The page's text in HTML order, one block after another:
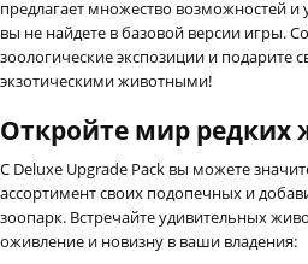
предлагает множество возможностей
вы не найдете в базовой версии игры.
зоологические экспозиции и подарите
экзотическими животными!
Откройте мир редких
С Deluxe Upgrade Pack вы можете
ассортимент своих подопечных и
зоопарк. Встречайте удивительных
оживление и новизну в ваши владения: